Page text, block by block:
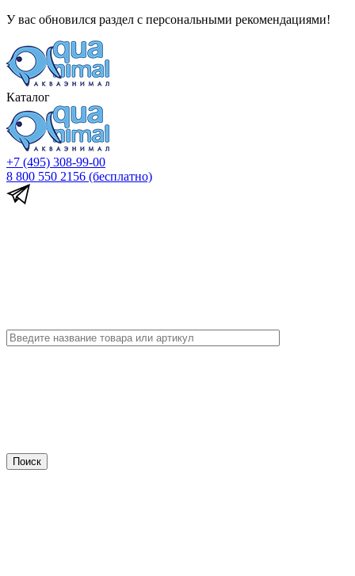
У вас обновился раздел с персональными рекомендациями!
Каталог
+7 (495) 308-99-00
8 800 550 2156 (бесплатно)